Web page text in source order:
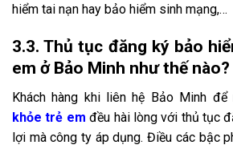
hiểm tai nạn hay bảo hiểm sinh mạng,…
3.3. Thủ tục đăng ký bảo
em ở Bảo Minh như thế nào?
Khách hàng khi liên hệ Bảo Minh để
khỏe trẻ em đều hài lòng với thủ tục
lợi mà công ty áp dụng. Điều các bậc